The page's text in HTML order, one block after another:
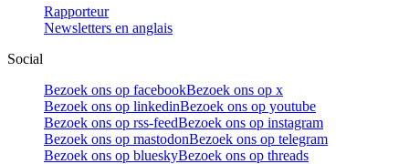
Rapporteur
Newsletters en anglais
Social
Bezoek ons op facebookBezoek ons op x
Bezoek ons op linkedinBezoek ons op youtube
Bezoek ons op rss-feedBezoek ons op instagram
Bezoek ons op mastodonBezoek ons op telegram
Bezoek ons op blueskyBezoek ons op threads